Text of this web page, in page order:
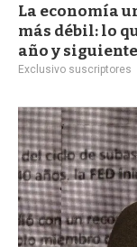
La economía
más débil: lo
año y
Exclusivo suscriptores